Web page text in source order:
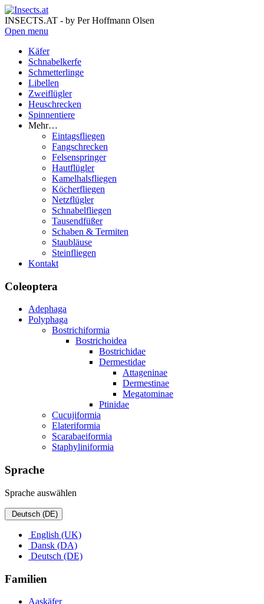
INSECTS.AT - by Per Hoffmann Olsen
Open menu
Käfer
Schnabelkerfe
Schmetterlinge
Libellen
Zweiflügler
Heuschrecken
Spinnentiere
Mehr…
Eintagsfliegen
Fangschrecken
Felsenspringer
Hautflügler
Kamelhalsfliegen
Köcherfliegen
Netzflügler
Schnabelfliegen
Tausendfüßer
Schaben & Termiten
Staubläuse
Steinfliegen
Kontakt
Coleoptera
Adephaga
Polyphaga
Bostrichiformia
Bostrichoidea
Bostrichidae
Dermestidae
Attageninae
Dermestinae
Megatominae
Ptinidae
Cucujiformia
Elateriformia
Scarabaeiformia
Staphyliniformia
Sprache
Sprache auswählen
Deutsch (DE)
English (UK)
Dansk (DA)
Deutsch (DE)
Familien
Aaskäfer